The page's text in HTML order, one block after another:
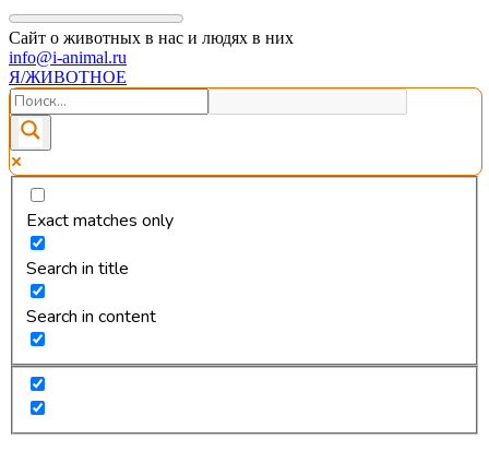
Сайт о животных в нас и людях в них
info@i-animal.ru
Я/ЖИВОТНОЕ
Exact matches only
Search in title
Search in content